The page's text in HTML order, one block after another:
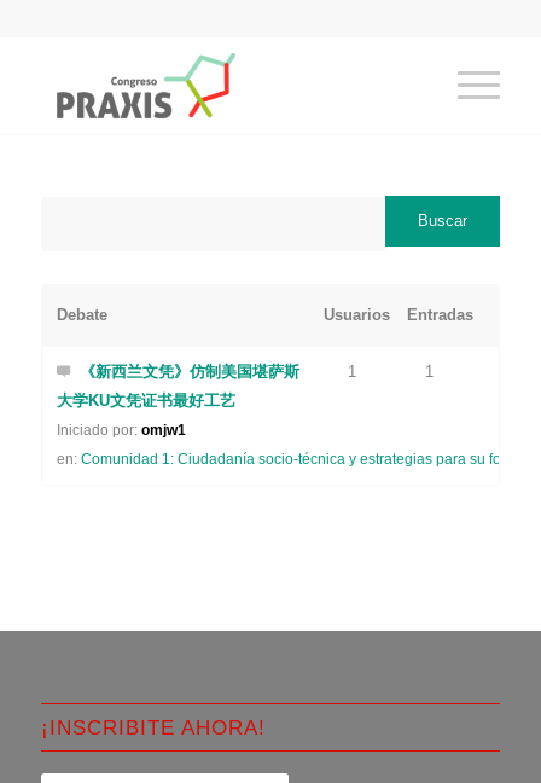
Debate Usuarios Entradas
《新西兰文凭》仿制美国堪萨斯
大学KU文凭证书最好工艺
Iniciado por: omjw1
en: Comunidad 1: Ciudadanía socio-técnica y estrategias para su
1 1
¡INSCRIBITE AHORA!